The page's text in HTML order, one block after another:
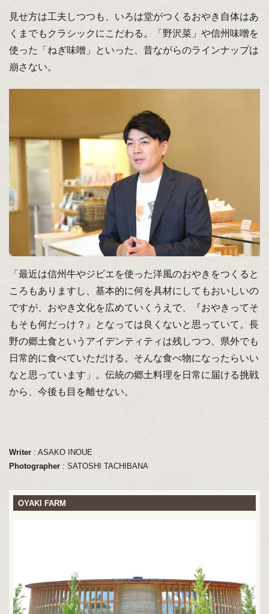
見せ方は工夫しつつも、いろは堂がつくるおやき自体はあ
くまでもクラシックにこだわる。「野沢菜」や信州味噌を
使った「ねぎ味噌」といった、昔ながらのラインナップは
崩さない。
「最近は信州牛やジビエを使った洋風のおやきをつくると
ころもありますし、基本的に何を具材にしてもおいしいの
ですが、おやき文化を広めていくうえで、『おやきってそ
もそも何だっけ？』となっては良くないと思っていて。長
野の郷土食というアイデンティティは残しつつ、県外でも
日常的に食べていただける。そんな食べ物になったらいい
なと思っています」。伝統の郷土料理を日常に届ける挑戦
から、今後も目を離せない。
Writer: ASAKO INOUE
Photographer: SATOSHI TACHIBANA
OYAKI FARM